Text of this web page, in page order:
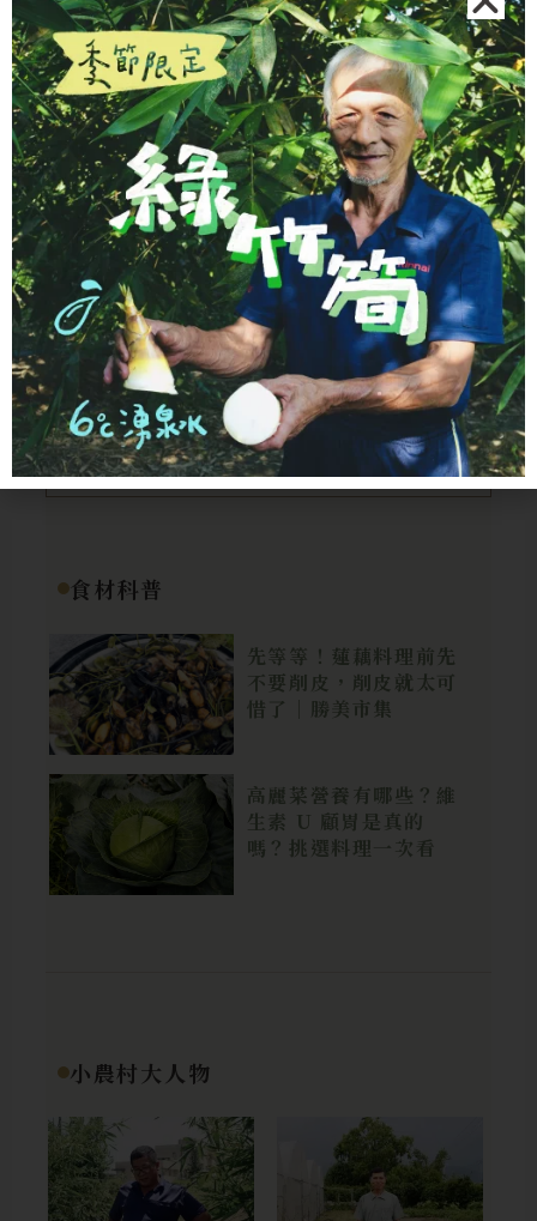
探索更多
SMART KITCHEN
AI 廚房助手
不知道煮什麼？輸入冰箱現有食材，讓 AI 立
即為您規劃今日的美味菜單。
開始規劃→
食材科普
先等等！蓮藕料理前先
不要削皮，削皮就太可
惜了｜勝美市集
高麗菜營養有哪些？維
生素 U 顧胃是真的
嗎？挑選料理一次看
小農村大人物